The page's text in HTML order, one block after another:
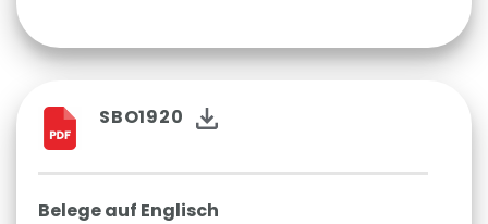
SBO1920
Belege auf Englisch